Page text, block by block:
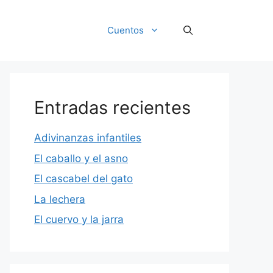
Cuentos
Entradas recientes
Adivinanzas infantiles
El caballo y el asno
El cascabel del gato
La lechera
El cuervo y la jarra